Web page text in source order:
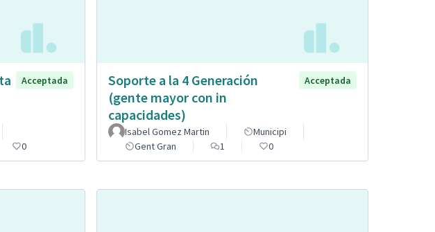
Acceptada
0
Soporte a la 4 Generación
(gente mayor con in
capacidades)
Acceptada
Isabel Gomez Martin
Municipi
Gent Gran
1 0